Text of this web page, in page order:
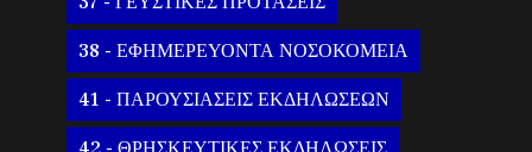
38 - ΕΦΗΜΕΡΕΥΟΝΤΑ ΝΟΣΟΚΟΜΕΙΑ
41 - ΠΑΡΟΥΣΙΑΣΕΙΣ ΕΚΔΗΛΩΣΕΩΝ